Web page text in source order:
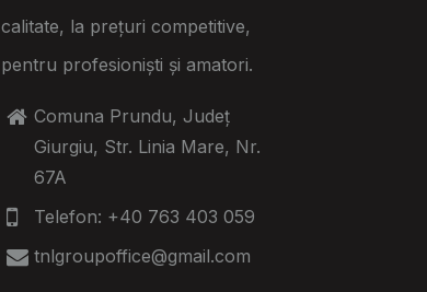
calitate, la prețuri competitive,
pentru profesioniști și amatori.
Comuna Prundu, Județ
Giurgiu, Str. Linia Mare, Nr.
67A
Telefon: +40 763 403 059
tnlgroupoffice@gmail.com